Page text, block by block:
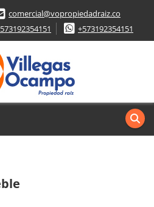
comercial@vopropiedadraiz.co
+573192354151